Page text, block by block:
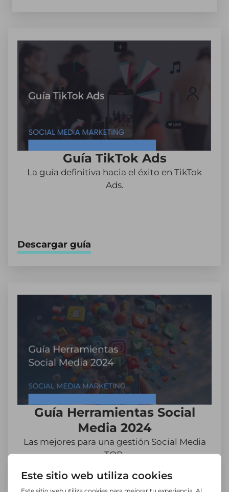
Guía TikTok Ads
La guía definitiva hacia el éxito en TikTok
Ads.
Descargar guía
Guía Herramientas Social
Media 2024
Las mejores para una gestión Social Media
TOP.